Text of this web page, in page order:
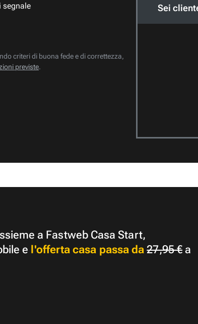
Sei
segnale
criteri di buona fede e di correttezza,
previste.
a Fastweb Casa Start,
e l'offerta casa passa da 27,95 €a